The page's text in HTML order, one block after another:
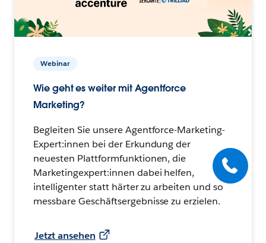
Webinar
Wie geht es weiter mit Agentforce
Marketing?
Begleiten Sie unsere Agentforce-Marketing-
Expert:innen bei der Erkundung der
neuesten Plattformfunktionen, die
Marketingexpert:innen dabei helfen,
intelligenter statt härter zu arbeiten und so
messbare Geschäftsergebnisse zu erzielen.
Jetzt ansehen